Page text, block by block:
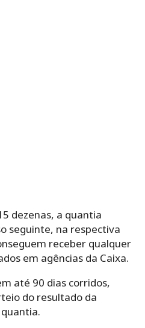
dezenas, a quantia
seguinte, na respectiva
receber qualquer
em agências da Caixa.
até 90 dias corridos,
do resultado da